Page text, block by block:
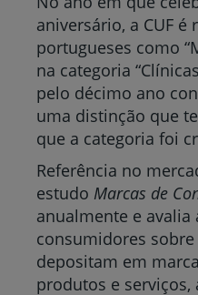
aniversário, a CUF é
portugueses como
na categoria
pelo décimo ano
uma distinção que
que a categoria foi
Referência no
estudo Marcas de
anualmente e avalia
consumidores
depositam em
produtos e